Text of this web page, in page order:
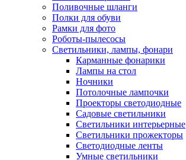
Поливочные шланги
Полки для обуви
Рамки для фото
Роботы-пылесосы
Светильники, лампы, фонари
Карманные фонарики
Лампы на стол
Ночники
Потолочные лампочки
Проекторы светодиодные
Садовые светильники
Светильники интерьерные
Светильники прожекторы
Светодиодные ленты
Умные светильники